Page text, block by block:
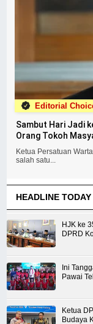
Editorial
Sambut Hari Jadi
Orang Tokoh
Ketua Persatuan
salah satu...
HEADLINE TODAY
HJK ke
DPRD
Ini
Pawai
Ketua
Budaya